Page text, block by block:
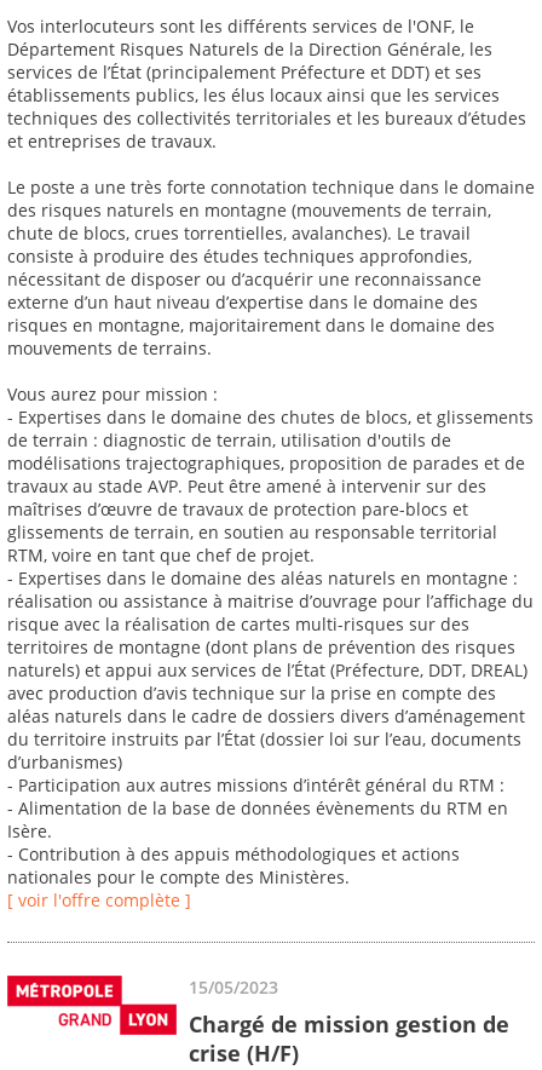
Vos interlocuteurs sont les différents services de l'ONF, le
Département Risques Naturels de la Direction Générale, les
services de l’État (principalement Préfecture et DDT) et ses
établissements publics, les élus locaux ainsi que les services
techniques des collectivités territoriales et les bureaux d’études
et entreprises de travaux.
Le poste a une très forte connotation technique dans le domaine
des risques naturels en montagne (mouvements de terrain,
chute de blocs, crues torrentielles, avalanches). Le travail
consiste à produire des études techniques approfondies,
nécessitant de disposer ou d’acquérir une reconnaissance
externe d’un haut niveau d’expertise dans le domaine des
risques en montagne, majoritairement dans le domaine des
mouvements de terrains.
Vous aurez pour mission :
- Expertises dans le domaine des chutes de blocs, et glissements
de terrain : diagnostic de terrain, utilisation d'outils de
modélisations trajectographiques, proposition de parades et de
travaux au stade AVP. Peut être amené à intervenir sur des
maîtrises d’œuvre de travaux de protection pare-blocs et
glissements de terrain, en soutien au responsable territorial
RTM, voire en tant que chef de projet.
- Expertises dans le domaine des aléas naturels en montagne :
réalisation ou assistance à maitrise d’ouvrage pour l’affichage du
risque avec la réalisation de cartes multi-risques sur des
territoires de montagne (dont plans de prévention des risques
naturels) et appui aux services de l’État (Préfecture, DDT, DREAL)
avec production d’avis technique sur la prise en compte des
aléas naturels dans le cadre de dossiers divers d’aménagement
du territoire instruits par l’État (dossier loi sur l’eau, documents
d’urbanismes)
- Participation aux autres missions d’intérêt général du RTM :
- Alimentation de la base de données évènements du RTM en
Isère.
- Contribution à des appuis méthodologiques et actions
nationales pour le compte des Ministères.
[ voir l'offre complète ]
15/05/2023
Chargé de mission gestion de
crise (H/F)